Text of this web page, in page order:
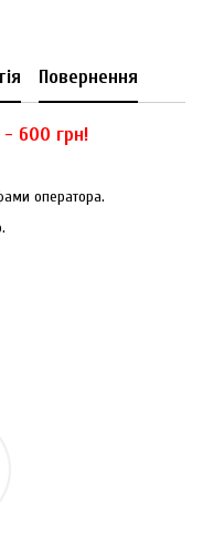
Повернення
- 600 грн!
оператора.